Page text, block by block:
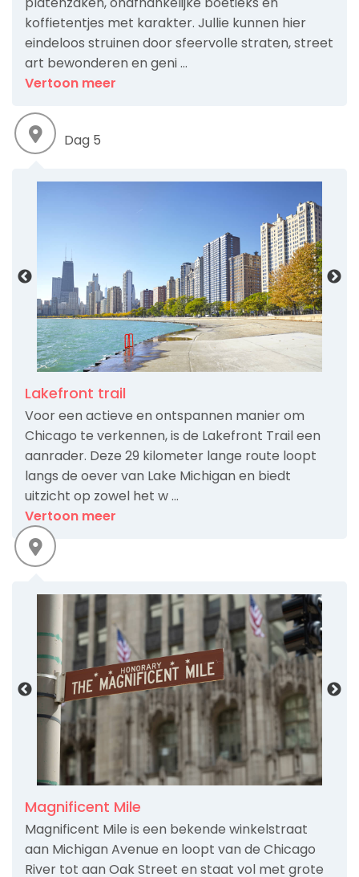
koffietentjes met karakter. Jullie kunnen hier
eindeloos struinen door sfeervolle straten, street
art bewonderen en geni ...
Vertoon meer
Dag 5
Lakefront trail
Voor een actieve en ontspannen manier om
Chicago te verkennen, is de Lakefront Trail een
aanrader. Deze 29 kilometer lange route loopt
langs de oever van Lake Michigan en biedt
uitzicht op zowel het w ...
Vertoon meer
Magnificent Mile
Magnificent Mile is een bekende winkelstraat
aan Michigan Avenue en loopt van de Chicago
River tot aan Oak Street en staat vol met grote